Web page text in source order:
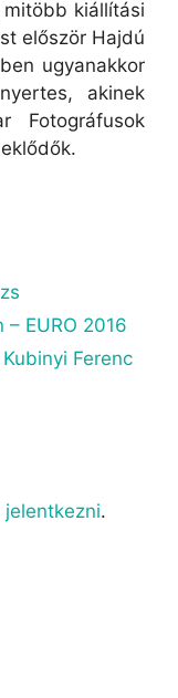
kiállítási
először Hajdú
ugyanakkor
akinek
Fotográfusok
EURO 2016
Ferenc
jelentkezni.